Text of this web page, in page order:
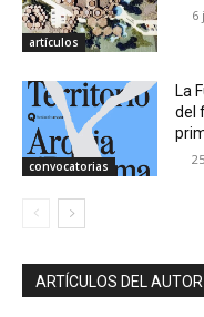
artículos
6
convocatorias
La
del
ARTÍCULOS DEL AUTOR